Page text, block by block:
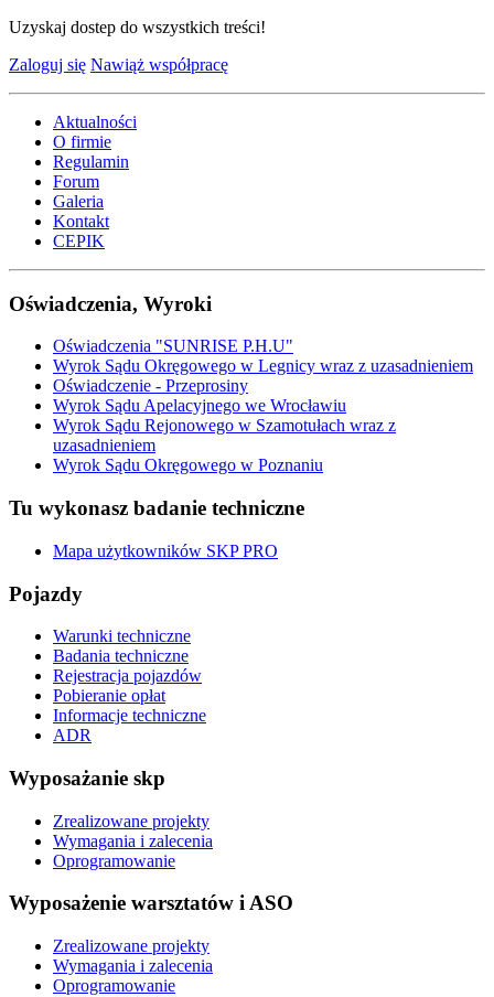
Uzyskaj dostep do wszystkich treści!
Zaloguj się Nawiąż współpracę
Aktualności
O firmie
Regulamin
Forum
Galeria
Kontakt
CEPIK
Oświadczenia, Wyroki
Oświadczenia "SUNRISE P.H.U"
Wyrok Sądu Okręgowego w Legnicy wraz z uzasadnieniem
Oświadczenie - Przeprosiny
Wyrok Sądu Apelacyjnego we Wrocławiu
Wyrok Sądu Rejonowego w Szamotułach wraz z
uzasadnieniem
Wyrok Sądu Okręgowego w Poznaniu
Tu wykonasz badanie techniczne
Mapa użytkowników SKP PRO
Pojazdy
Warunki techniczne
Badania techniczne
Rejestracja pojazdów
Pobieranie opłat
Informacje techniczne
ADR
Wyposażanie skp
Zrealizowane projekty
Wymagania i zalecenia
Oprogramowanie
Wyposażenie warsztatów i ASO
Zrealizowane projekty
Wymagania i zalecenia
Oprogramowanie